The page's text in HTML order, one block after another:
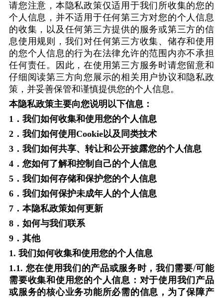
请您注意，本隐私政策仅适用于我们所收集的您的
个人信息，并不适用于任何第三方对您的个人信息
的收集，以及任何第三方提供的服务或第三方的信
息使用规则，我们对任何第三方收集、储存和使用
的您个人信息的行为在法律允许的范围内亦不承担
任何责任。因此，在使用第三方服务时请您留意和
仔细阅读第三方向您展示的相关用户协议和隐私政
策，并妥善保管和谨慎提供您的个人信息。
本隐私政策主要向您说明以下信息：
1 ．我们如何收集和使用您的个人信息
2 ．我们如何使用Cookie以及同类技术
3 ．我们如何共享、转让和公开披露您的个人信息
4 ．您如何了解和控制自己的个人信息
5 ．我们如何存储和保护您的个人信息
6 ．我们如何保护未成年人的个人信息
7 ．本隐私政策如何更新
8 ．如何与我们联系
9 ．其他
1. 我们如何收集和使用您的个人信息
1.1. 您在使用我们的产品或服务时，我们需要/可能
需要收集和使用您的个人信息：对于使用我们产品
或服务的核心业务功能所必需的信息，为了保障产